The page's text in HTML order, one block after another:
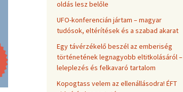
oldás lesz belőle
UFO-konferencián jártam – magyar
tudósok, eltérítések és a szabad akarat
Egy távérzékelő beszél az emberiség
történetének legnagyobb eltitkolásáról –
leleplezés és felkavaró tartalom
Kopogtass velem az ellenállásodra! ÉFT